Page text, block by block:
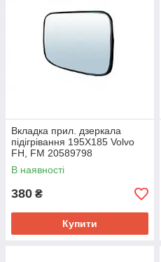
Вкладка прил. дзеркала
підігрівання 195X185 Volvo
FH, FM 20589798
В наявності
380 ₴
Купити